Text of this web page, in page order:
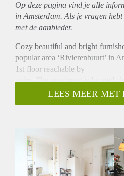
Op deze pagina vind je alle
in Amsterdam. Als je vragen
met de aanbieder.
Cozy beautiful and bright
popular area ‘Rivierenbuurt’ in
1st floor reachable by
stairs. The apartment is located
restaurants and shopping areas
transport, bike and car.
- 60m²
- Fully equipped kitchen
- Fully furnished
- Recently renovated
LEES MEER MET